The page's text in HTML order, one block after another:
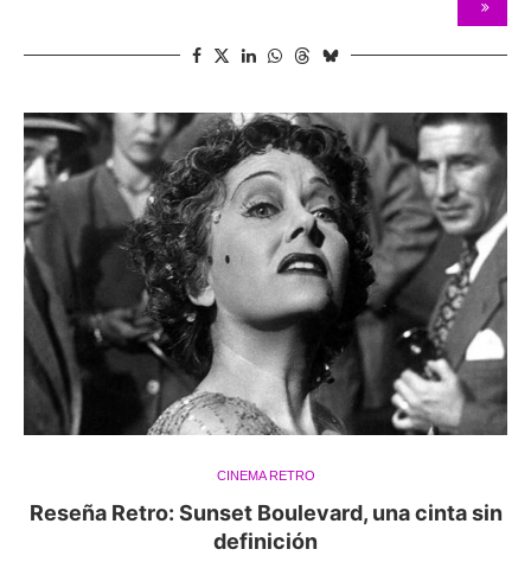
CINEMA RETRO
Reseña Retro: Sunset Boulevard, una cinta sin
definición